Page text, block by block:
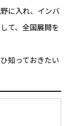
に入れ、インバ
て、全国展開を
知っておきたい